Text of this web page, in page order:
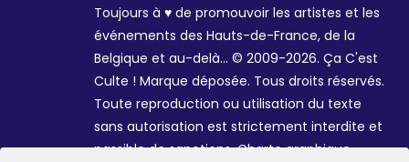
Toujours à ♥ de promouvoir les artistes et les
événements des Hauts-de-France, de la
Belgique et au-delà... © 2009-2026. Ça C'est
Culte ! Marque déposée. Tous droits réservés.
Toute reproduction ou utilisation du texte
sans autorisation est strictement interdite et
passible de sanctions. Charte graphique